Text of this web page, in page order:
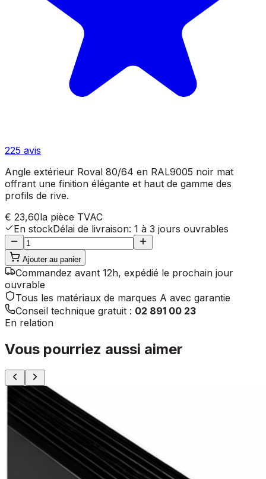
225 avis
Angle extérieur Roval 80/64 en RAL9005 noir mat
offrant une finition élégante et haut de gamme des
profils de rive.
€ 23,60la pièce TVAC
En stockDélai de livraison: 1 à 3 jours ouvrables
Ajouter au panier
Commandez avant 12h, expédié le prochain jour
ouvrable
Tous les matériaux de marques A avec garantie
Conseil technique gratuit : 02 891 00 23
En relation
Vous pourriez aussi aimer